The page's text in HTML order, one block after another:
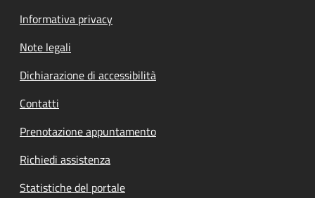
Informativa privacy
Note legali
Dichiarazione di accessibilità
Contatti
Prenotazione appuntamento
Richiedi assistenza
Statistiche del portale